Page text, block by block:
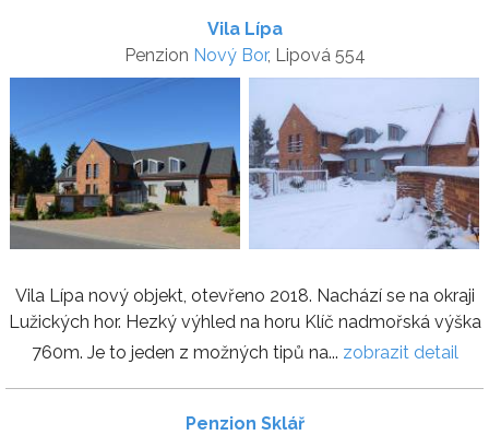
Vila Lípa
Penzion Nový Bor, Lipová 554
Vila Lípa nový objekt, otevřeno 2018. Nachází se na okraji
Lužických hor. Hezký výhled na horu Klíč nadmořská výška
760m. Je to jeden z možných tipů na... zobrazit detail
Penzion Sklář